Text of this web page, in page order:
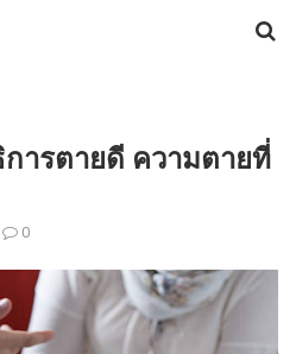
ารตายดี ความตายที่
0